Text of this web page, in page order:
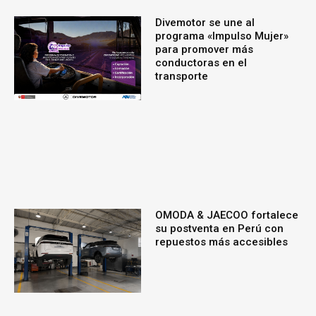
Divemotor se une al
programa «Impulso Mujer»
para promover más
conductoras en el
transporte
OMODA & JAECOO fortalece
su postventa en Perú con
repuestos más accesibles